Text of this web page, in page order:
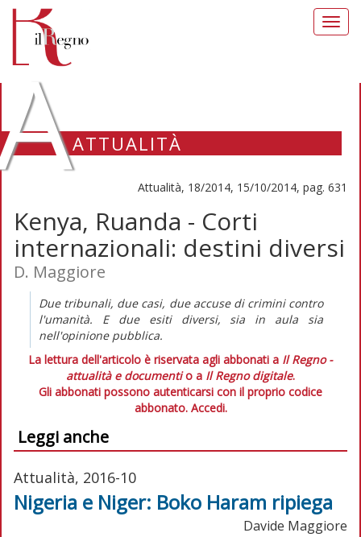
ATTUALITÀ
Attualità, 18/2014, 15/10/2014, pag. 631
Kenya, Ruanda - Corti
internazionali: destini diversi
D. Maggiore
Due tribunali, due casi, due accuse di crimini contro
l'umanità. E due esiti diversi, sia in aula sia
nell'opinione pubblica.
La lettura dell'articolo è riservata agli abbonati a Il Regno -
attualità e documentio a Il Regno digitale.
Gli abbonati possono autenticarsi con il proprio codice
abbonato. Accedi.
Leggi anche
Attualità, 2016-10
Nigeria e Niger: Boko Haram ripiega
Davide Maggiore